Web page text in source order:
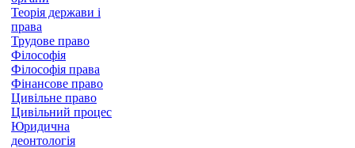
Теорія держави і
права
Трудове право
Філософія
Філософія права
Фінансове право
Цивільне право
Цивільний процес
Юридична
деонтологія